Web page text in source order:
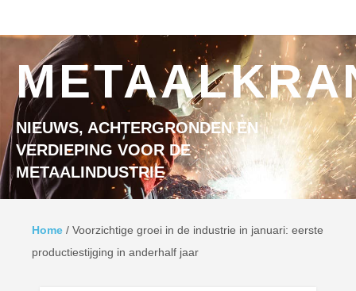
NIEUWS, ACHTERGRONDEN EN
VERDIEPING VOOR DE
METAALINDUSTRIE
Home / Voorzichtige groei in de industrie in januari: eerste
productiestijging in anderhalf jaar